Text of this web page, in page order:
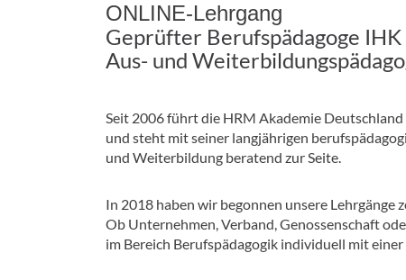
ONLINE-Lehrgang
Geprüfter Berufspädagoge IHK
Aus- und
Seit 2006 führt die HRM Akademie
und steht mit seiner langjährigen
und Weiterbildung beratend zur Seite.
In 2018 haben wir begonnen unsere
Ob Unternehmen, Verband, Genossenschaft
im Bereich Berufspädagogik individuell mit